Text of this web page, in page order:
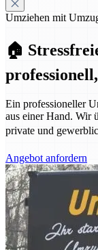
Umziehen mit
🏠
Ein professioneller
aus einer Hand. Wir
private und
Angebot anfordern